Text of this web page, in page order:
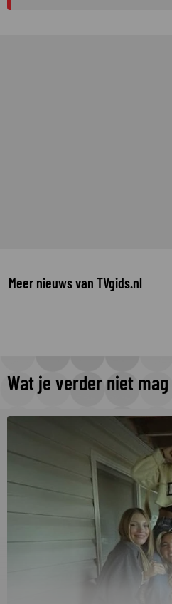
Meer nieuws van TVgids.nl
Wat je verder niet